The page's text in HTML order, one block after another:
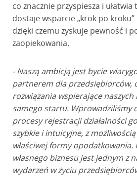
co znacznie przyspiesza i
dostaje wsparcie „krok po kroku”
dzięki czemu zyskuje pewność i
zaopiekowania.
- Naszą ambicją jest bycie
partnerem dla przedsiębiorców,
rozwiązania wspierające
samego startu. Wprowadziliśmy
procesy rejestracji działalności
szybkie i intuicyjne, z
właściwej formy opodatkowania.
własnego biznesu jest jednym z
wydarzeń w życiu